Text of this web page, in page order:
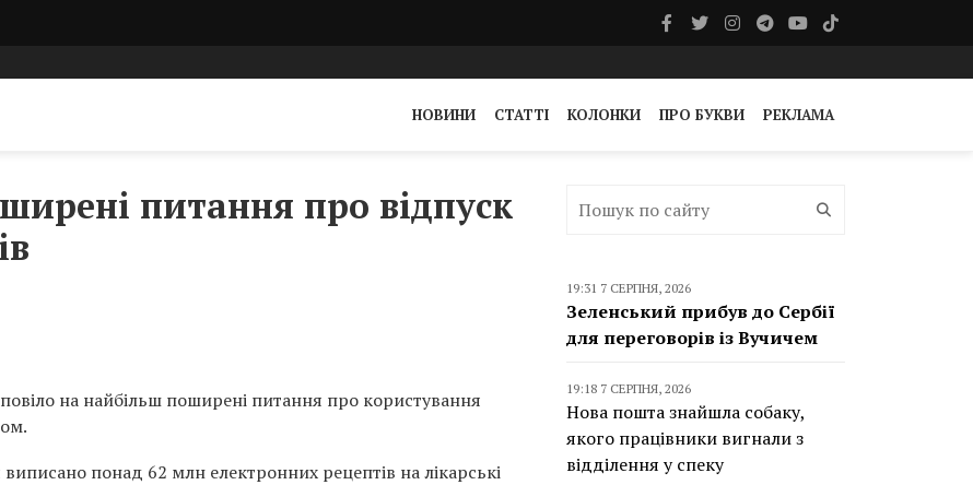
НОВИНИ СТАТТІ КОЛОНКИ ПРО БУКВИ РЕКЛАМА
питання про відпуск
на найбільш поширені питання про користування
понад 62 млн електронних рецептів на лікарські
19:31 7 СЕРПНЯ, 2026
Зеленський прибув до Сербії
для переговорів із Вучичем
19:18 7 СЕРПНЯ, 2026
Нова пошта знайшла собаку,
якого працівники вигнали з
відділення у спеку